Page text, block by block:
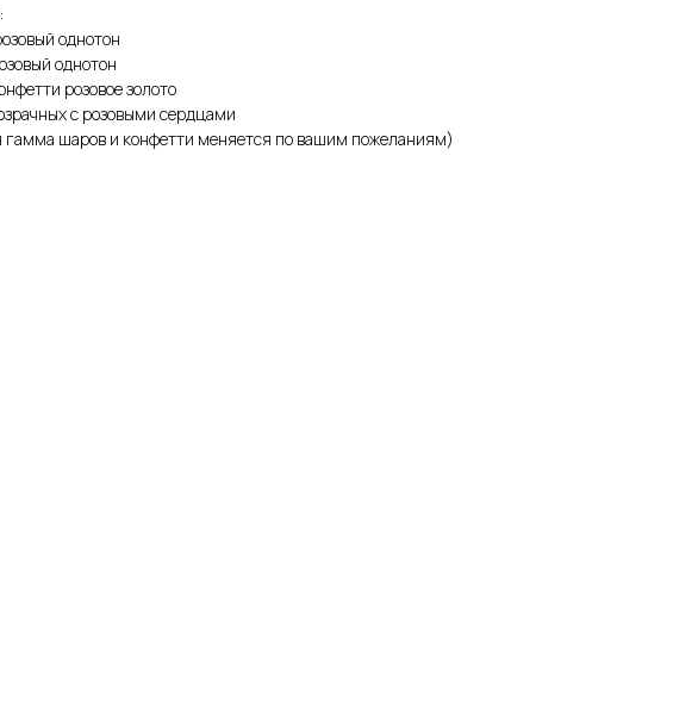
однотон
однотон
розовое золото
с розовыми сердцами
гамма шаров и конфетти меняется по вашим пожеланиям)